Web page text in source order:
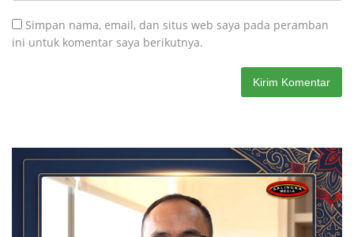
Simpan nama, email, dan situs web saya pada peramban
ini untuk komentar saya berikutnya.